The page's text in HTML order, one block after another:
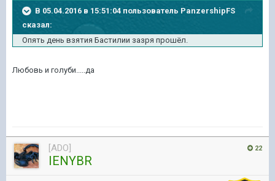
В 05.04.2016 в 15:51:04 пользователь PanzershipFS
сказал:
Опять день взятия Бастилии зазря прошёл.
Любовь и голуби.....да
22
[ADO]
IENYBR